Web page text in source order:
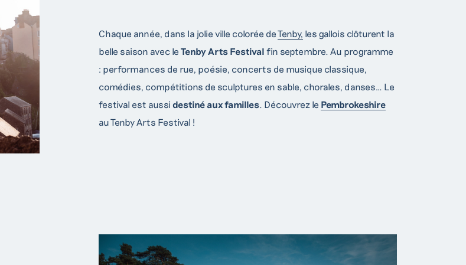
Chaque année, dans la jolie ville colorée deTenby, les gallois clôturent la
belle saison avec le Tenby Arts Festival fin septembre. Au programme
: performances de rue, poésie, concerts de musique classique,
comédies, compétitions de sculptures en sable, chorales, danses… Le
festival est aussi destiné aux familles. Découvrez le Pembrokeshire
au Tenby Arts Festival !